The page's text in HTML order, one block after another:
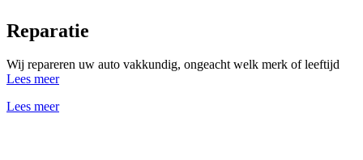
Reparatie
Wij repareren uw auto vakkundig, ongeacht welk merk of leeftijd
Lees meer
Lees meer